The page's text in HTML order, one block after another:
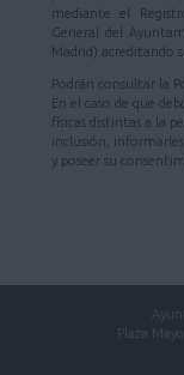
mediante el
General del
Madrid) acreditando
Podrán consultar la
En el caso de que
físicas distintas a la
inclusión,
y poseer su
Plaza